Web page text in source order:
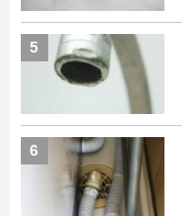
5
6